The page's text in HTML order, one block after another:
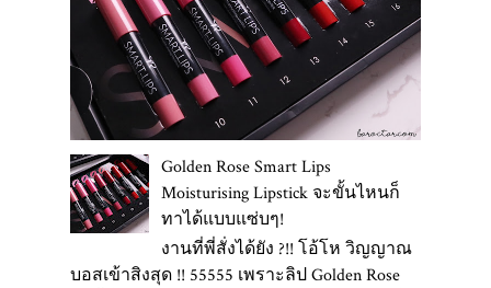
Golden Rose Smart Lips
Moisturising Lipstick จะขั้นไหนก็
ทาได้แบบแซ่บๆ!
งานที่พี่สั่งได้ยัง ?!! โอ้โห วิญญาณ
บอสเข้าสิงสุด !! 55555 เพราะลิป Golden Rose